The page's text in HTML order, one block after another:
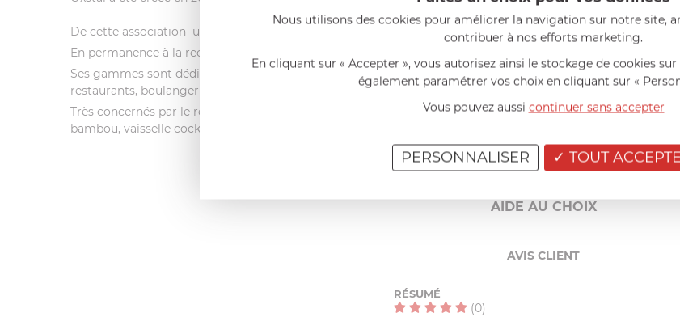
De cette association une entreprise novatrice a éclos.
En permanence à la recherche de nouvelles idées pour répondre au plus près aux besoins de ses clients.
Ses gammes sont dédiées spécifiquement aux professionnels de la restauration : traiteurs, organisateurs
restaurants, boulangeries, pâtisseries...
Très concernés par le respect de l’environnement, la société Oxstal a fait le choix de ne proposer que de
bambou, vaisselle cocktail en porcelaine ou en grès, verrine en verre, accessoires buffet naturels et plus
AIDE AU CHOIX
AVIS CLIENT
RÉSUMÉ
(0)
Nous utilisons des cookies pour améliorer la navigation sur notre site,
contribuer à nos efforts marketing.
En cliquant sur « Accepter », vous autorisez ainsi le stockage de cookies
également paramétrer vos choix en cliquant sur «
Vous pouvez aussi continuer sans accepter
TOUT
PERSONNALISER